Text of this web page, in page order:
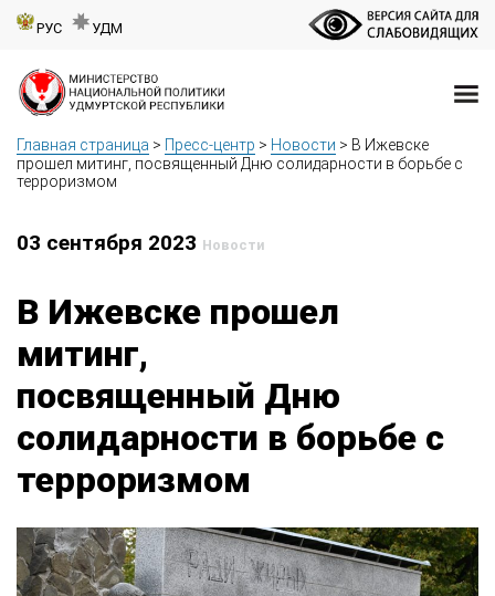
РУС УДМ
Главная страница > Пресс-центр > Новости > В Ижевске
прошел митинг, посвященный Дню солидарности в борьбе с
терроризмом
03 сентября 2023 Новости
В Ижевске прошел
митинг,
посвященный Дню
солидарности в борьбе с
терроризмом